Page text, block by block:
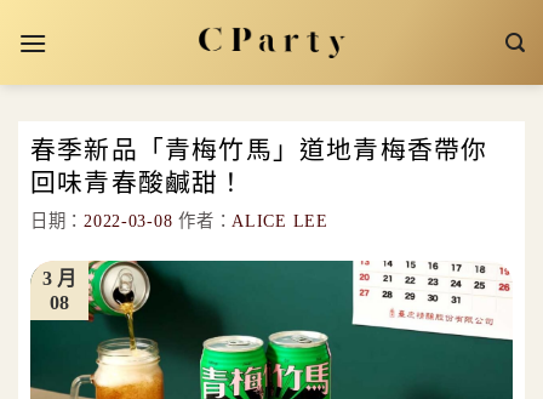
春季新品「青梅竹馬」道地青梅香帶你
回味青春酸鹹甜！
日期：2022-03-08 作者：ALICE LEE
08
3 月